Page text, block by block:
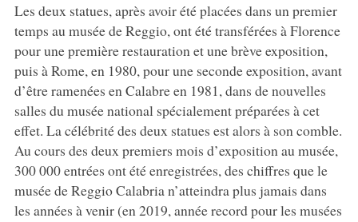
Les deux statues, après avoir été placées dans un premier
temps au musée de Reggio, ont été transférées à Florence
pour une première restauration et une brève exposition,
puis à Rome, en 1980, pour une seconde exposition, avant
d’être ramenées en Calabre en 1981, dans de nouvelles
salles du musée national spécialement préparées à cet
effet. La célébrité des deux statues est alors à son comble.
Au cours des deux premiers mois d’exposition au musée,
300 000 entrées ont été enregistrées, des chiffres que le
musée de Reggio Calabria n’atteindra plus jamais dans
les années à venir (en 2019, année record pour les musées